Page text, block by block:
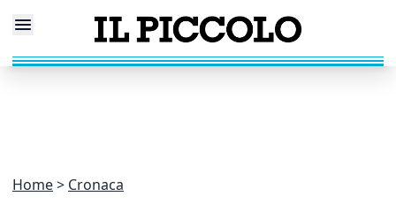
Home Cronaca